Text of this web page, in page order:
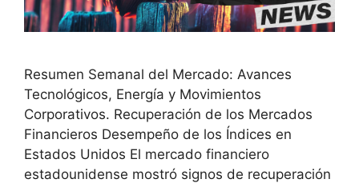
Resumen Semanal del Mercado: Avances
Tecnológicos, Energía y Movimientos
Corporativos. Recuperación de los Mercados
Financieros Desempeño de los Índices en
Estados Unidos El mercado financiero
estadounidense mostró signos de recuperación